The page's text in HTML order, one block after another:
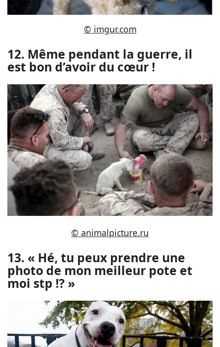
© imgur.com
12. Même pendant la guerre, il
est bon d’avoir du cœur !
© animalpicture.ru
13. « Hé, tu peux prendre une
photo de mon meilleur pote et
moi stp !? »